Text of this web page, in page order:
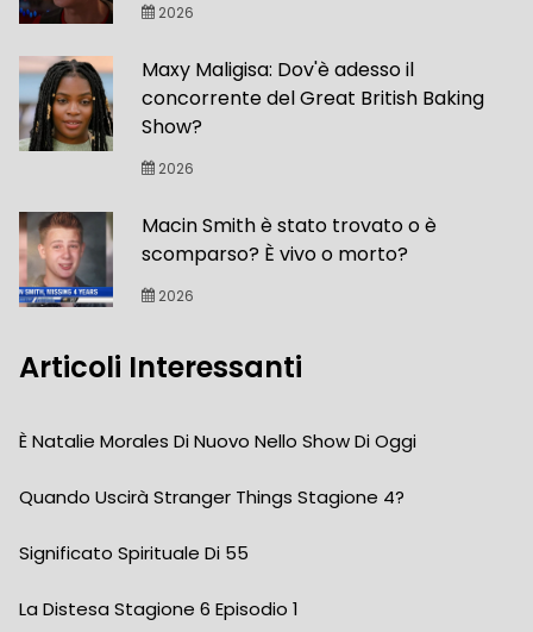
2026
Maxy Maligisa: Dov'è adesso il
concorrente del Great British Baking
Show?
2026
Macin Smith è stato trovato o è
scomparso? È vivo o morto?
2026
Articoli Interessanti
È Natalie Morales Di Nuovo Nello Show Di Oggi
Quando Uscirà Stranger Things Stagione 4?
Significato Spirituale Di 55
La Distesa Stagione 6 Episodio 1